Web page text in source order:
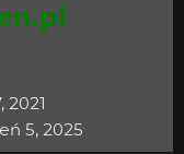
2021
5, 2025